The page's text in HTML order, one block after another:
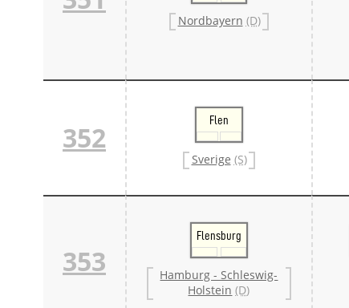
Nordbayern (D)
352
Flen
Sverige (S)
353
Flensburg
Hamburg - Schleswig-
Holstein (D)